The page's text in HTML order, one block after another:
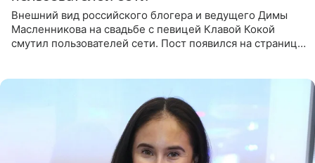
Внешний вид российского блогера и ведущего Димы
Масленникова на свадьбе с певицей Клавой Кокой
смутил пользователей сети. Пост появился на странице